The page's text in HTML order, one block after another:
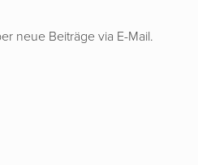
neue Beiträge via E-Mail.